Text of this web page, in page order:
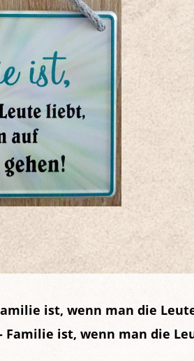
ist, wenn man die
Familie ist, wenn man die